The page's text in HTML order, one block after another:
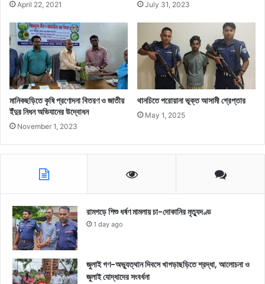
April 22, 2021 July 31, 2023
মানিকছড়িতে কৃষি প্রণোদনা বিতরণ ও জাতীয়
ইঁদুর নিধন অভিযানের উদ্বোধন
November 1, 2023
থানচিতে পরোয়ানা ভূক্ত আসামী গ্রেপ্তার
May 1, 2025
রামগড়ে শিশু ধর্ষণ মামলায় চা-দোকানির মৃত্যুদণ্ড
1 day ago
জুলাই গণ-অভ্যুত্থান দিবসে খাগড়াছড়িতে শ্রদ্ধা, আলোচনা ও
জুলাই যোদ্ধাদের সংবর্ধনা